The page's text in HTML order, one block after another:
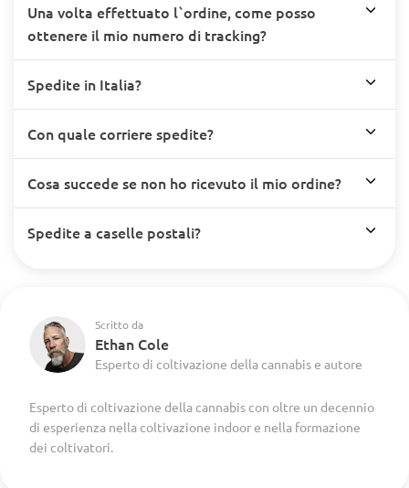
Una volta effettuato l`ordine, come posso
ottenere il mio numero di tracking?
Spedite in Italia?
Con quale corriere spedite?
Cosa succede se non ho ricevuto il mio ordine?
Spedite a caselle postali?
Scritto da
Ethan Cole
Esperto di coltivazione della cannabis e autore
Esperto di coltivazione della cannabis con oltre un decennio
di esperienza nella coltivazione indoor e nella formazione
dei coltivatori.